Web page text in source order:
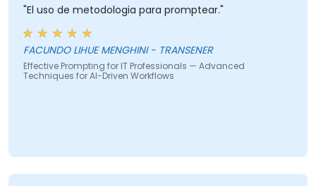
"El uso de metodologia para promptear."
FACUNDO LIHUE MENGHINI - TRANSENER
Effective Prompting for IT Professionals — Advanced
Techniques for AI-Driven Workflows